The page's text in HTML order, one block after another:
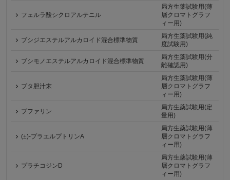
フェルラ酸シクロアルテニル
局方生薬試験用(薄
層クロマトグラフ
ィー用)
ブシジエステルアルカロイド混合標準物質
局方生薬試験用(純
度試験用)
ブシモノエステルアルカロイド混合標準物質
局方生薬試験用(分
離確認用)
ブタ胆汁末
局方生薬試験用(薄
層クロマトグラフ
ィー用)
ブファリン
局方生薬試験用(定
量用)
(±)-プラエルプトリンA
局方生薬試験用(薄
層クロマトグラフ
ィー用)
プラチコジンD
局方生薬試験用(薄
層クロマトグラフ
ィー用)